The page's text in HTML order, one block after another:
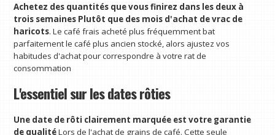
Achetez des quantités que vous finirez dans les deux à
trois semaines Plutôt que des mois d'achat de vrac de
haricots. Le café frais acheté plus fréquemment bat
parfaitement le café plus ancien stocké, alors ajustez vos
habitudes d'achat pour correspondre à votre rat de
consommation
L'essentiel sur les dates rôties
Une date de rôti clairement marquée est votre garantie
de qualitéLors de l'achat de grains de café. Cette seule